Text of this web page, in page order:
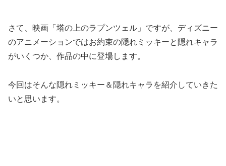
さて、映画「塔の上のラプンツェル」ですが、ディズニー
のアニメーションではお約束の隠れミッキーと隠れキャラ
がいくつか、作品の中に登場します。
今回はそんな隠れミッキー＆隠れキャラを紹介していきた
いと思います。